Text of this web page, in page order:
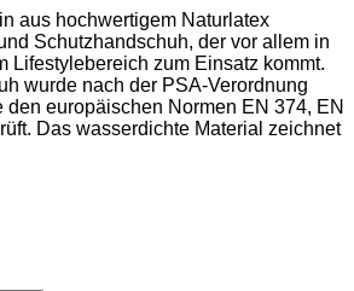
aus hochwertigem Naturlatex
Schutzhandschuh, der vor allem in
Lifestylebereich zum Einsatz kommt.
wurde nach der PSA-Verordnung
den europäischen Normen EN 374, EN
Das wasserdichte Material zeichnet